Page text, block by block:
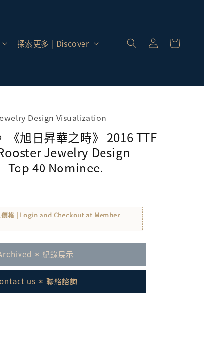
探索更多 | Discover
入 |
Log
Design Visualization
《旭日昇華之時》 2016 TTF
Jewelry Design
Top 40 Nominee.
價格 | Login and Checkout at Member
✶ 紀錄展示
us ✶ 聯絡諮詢